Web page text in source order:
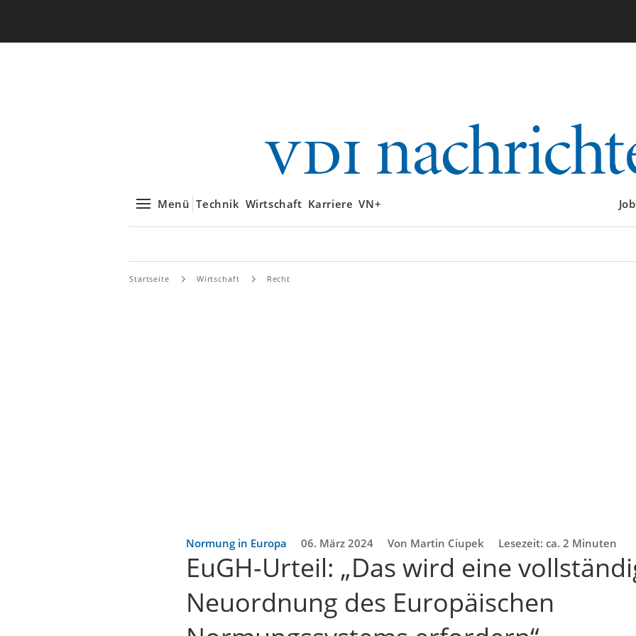
Menü Technik Wirtschaft Karriere VN+
Startseite Wirtschaft Recht
Normung in Europa 06. März 2024 Von Martin Ciupek Lesezeit: ca. 2 Minuten
EuGH-Urteil: „Das wird eine
Neuordnung des Europäischen